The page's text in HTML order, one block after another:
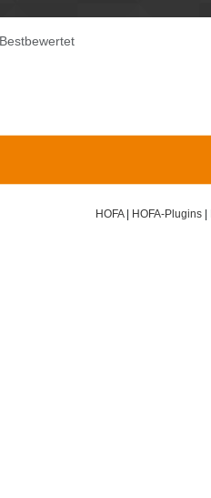
Bestbewertet
HOFA| HOFA-Plugins|